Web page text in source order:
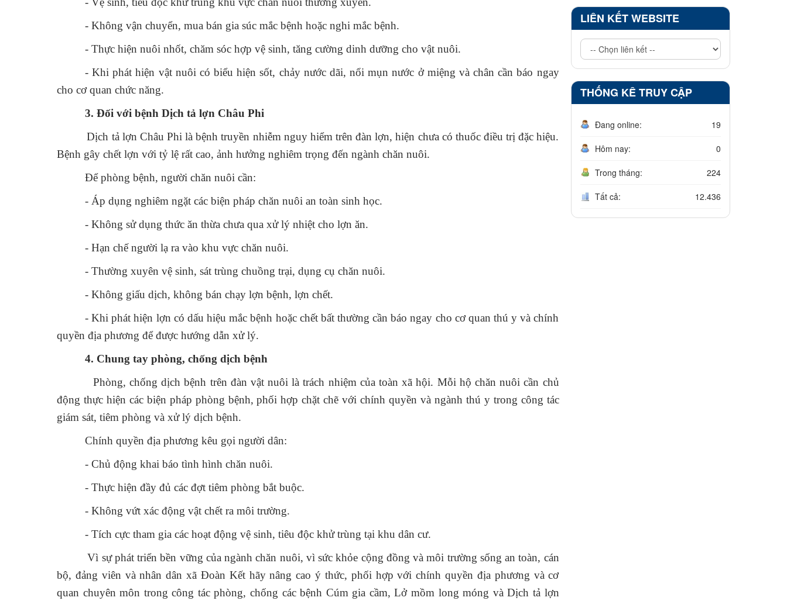
- Không vận chuyển, mua bán gia súc mắc bệnh hoặc nghi mắc bệnh.
- Thực hiện nuôi nhốt, chăm sóc hợp vệ sinh, tăng cường dinh dưỡng cho vật nuôi.
- Khi phát hiện vật nuôi có biểu hiện sốt, chảy nước dãi, nổi mụn nước ở miệng và chân cần báo ngay
cho cơ quan chức năng.
3. Đối với bệnh Dịch tả lợn Châu Phi
Dịch tả lợn Châu Phi là bệnh truyền nhiễm nguy hiểm trên đàn lợn, hiện chưa có thuốc điều trị đặc hiệu.
Bệnh gây chết lợn với tỷ lệ rất cao, ảnh hưởng nghiêm trọng đến ngành chăn nuôi.
Để phòng bệnh, người chăn nuôi cần:
- Áp dụng nghiêm ngặt các biện pháp chăn nuôi an toàn sinh học.
- Không sử dụng thức ăn thừa chưa qua xử lý nhiệt cho lợn ăn.
- Hạn chế người lạ ra vào khu vực chăn nuôi.
- Thường xuyên vệ sinh, sát trùng chuồng trại, dụng cụ chăn nuôi.
- Không giấu dịch, không bán chạy lợn bệnh, lợn chết.
- Khi phát hiện lợn có dấu hiệu mắc bệnh hoặc chết bất thường cần báo ngay cho cơ quan thú y và chính
quyền địa phương để được hướng dẫn xử lý.
4. Chung tay phòng, chống dịch bệnh
Phòng, chống dịch bệnh trên đàn vật nuôi là trách nhiệm của toàn xã hội. Mỗi hộ chăn nuôi cần chủ
động thực hiện các biện pháp phòng bệnh, phối hợp chặt chẽ với chính quyền và ngành thú y trong công tác
giám sát, tiêm phòng và xử lý dịch bệnh.
Chính quyền địa phương kêu gọi người dân:
- Chủ động khai báo tình hình chăn nuôi.
- Thực hiện đầy đủ các đợt tiêm phòng bắt buộc.
- Không vứt xác động vật chết ra môi trường.
- Tích cực tham gia các hoạt động vệ sinh, tiêu độc khử trùng tại khu dân cư.
Vì sự phát triển bền vững của ngành chăn nuôi, vì sức khỏe cộng đồng và môi trường sống an toàn, cán
bộ, đảng viên và nhân dân xã Đoàn Kết hãy nâng cao ý thức, phối hợp với chính quyền địa phương và cơ
quan chuyên môn trong công tác phòng, chống các bệnh Cúm gia cầm, Lở mồm long móng và Dịch tả lợn
LIÊN KẾT WEBSITE
THỐNG KÊ TRUY CẬP
Đang online: 19
Hôm nay: 0
Trong tháng: 224
Tất cả: 12.436